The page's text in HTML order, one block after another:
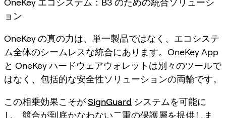
OneKey エコシステム：B3 のための統合ソリューシ
ョン
OneKey の真の力は、単一製品ではなく、エコシステ
ム全体のシームレスな統合にあります。OneKey App
と OneKey ハードウェアウォレットは別々のツールで
はなく、包括的な安全性ソリューションの両輪です。
この相乗効果こそがSignGuard システムを可能に
し、競合が到底かなわない二重の保護層を提供しま